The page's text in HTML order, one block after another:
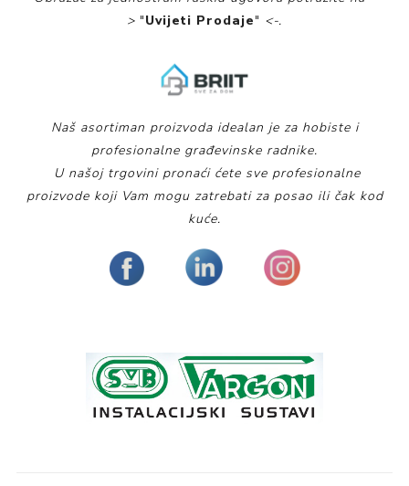
> "Uvijeti Prodaje" <-.
Naš asortiman proizvoda idealan je za hobiste i
profesionalne građevinske radnike.
U našoj trgovini pronaći ćete sve profesionalne
proizvode koji Vam mogu zatrebati za posao ili čak kod
kuće.